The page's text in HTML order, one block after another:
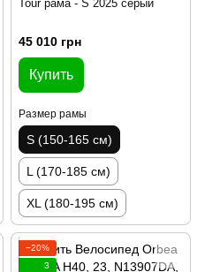
Tour рама - S 2025 серый
45 010 грн
Купить
Размер рамы
S (150-165 см)
L (170-185 см)
XL (180-195 см)
−20%
3